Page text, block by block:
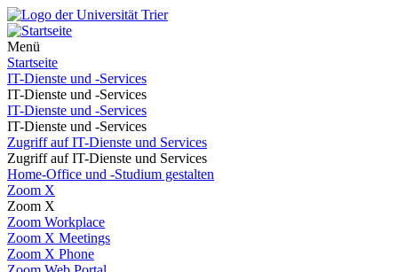
Menü
Startseite
IT-Dienste und -Services
IT-Dienste und -Services
IT-Dienste und -Services
IT-Dienste und -Services
Zugriff auf IT-Dienste und Services
Zugriff auf IT-Dienste und Services
Home-Office und -Studium gestalten
Zoom X
Zoom X
Zoom Workplace
Zoom X Meetings
Zoom X Phone